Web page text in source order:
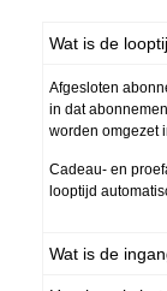
Wat is de
Afgesloten
in dat
worden omgezet
Cadeau- en
looptijd
Wat is de